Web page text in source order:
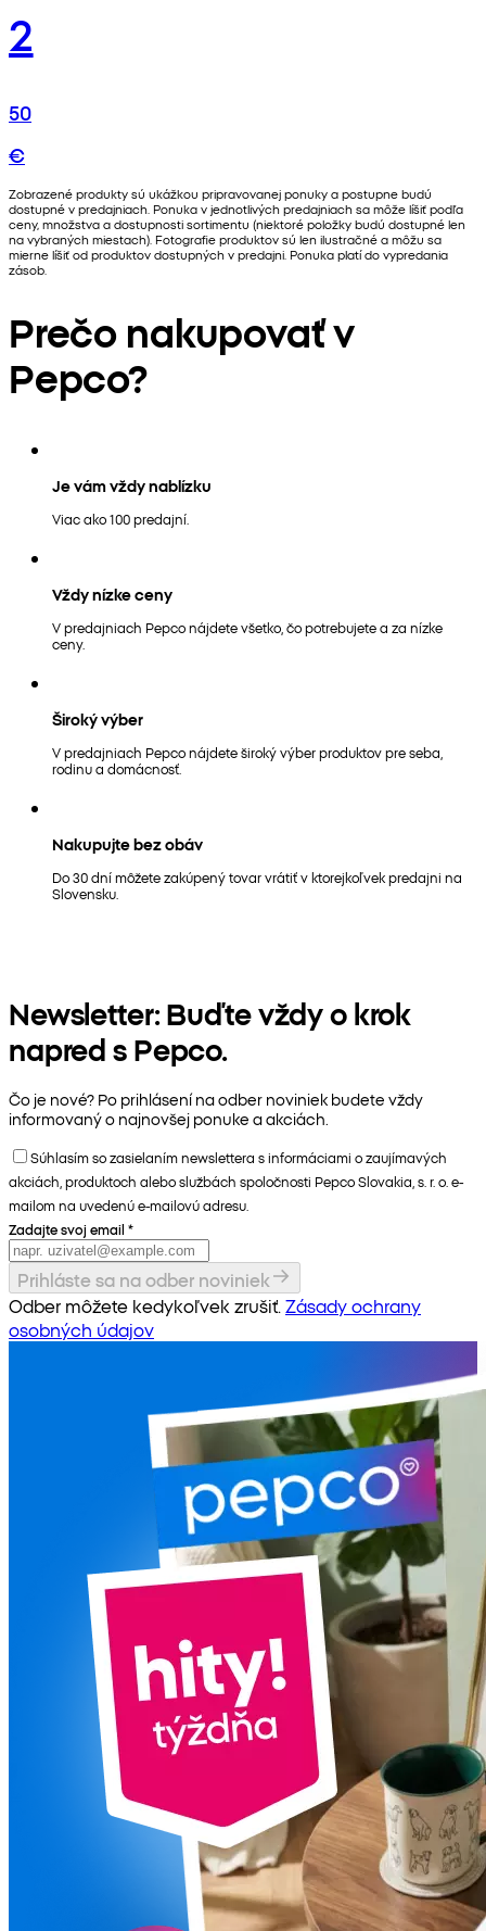
2
50
€
Zobrazené produkty sú ukážkou pripravovanej ponuky a postupne budú
dostupné v predajniach. Ponuka v jednotlivých predajniach sa môže líšiť podľa
ceny, množstva a dostupnosti sortimentu (niektoré položky budú dostupné len
na vybraných miestach). Fotografie produktov sú len ilustračné a môžu sa
mierne líšiť od produktov dostupných v predajni. Ponuka platí do vypredania
zásob.
Prečo nakupovať v
Pepco?
Je vám vždy nablízku
Viac ako 100 predajní.
Vždy nízke ceny
V predajniach Pepco nájdete všetko, čo potrebujete a za nízke
ceny.
Široký výber
V predajniach Pepco nájdete široký výber produktov pre seba,
rodinu a domácnosť.
Nakupujte bez obáv
Do 30 dní môžete zakúpený tovar vrátiť v ktorejkoľvek predajni na
Slovensku.
Newsletter: Buďte vždy o krok
napred s Pepco.
Čo je nové? Po prihlásení na odber noviniek budete vždy
informovaný o najnovšej ponuke a akciách.
Súhlasím so zasielaním newslettera s informáciami o zaujímavých
akciách, produktoch alebo službách spoločnosti Pepco Slovakia, s. r. o. e-
mailom na uvedenú e-mailovú adresu.
Zadajte svoj email *
Prihláste sa na odber noviniek
Odber môžete kedykoľvek zrušiť.Zásady ochrany
osobných údajov